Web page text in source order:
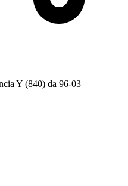
Y (840) da 96-03